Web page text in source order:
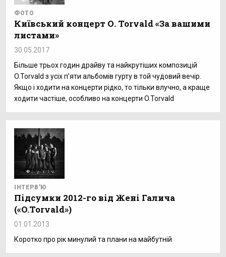
ФОТО
Київський концерт О. Torvald «За вашими
листами»
30.05.2017
Більше трьох годин драйву та найкрутіших композицій
O.Torvald з усіх п’яти альбомів гурту в той чудовий вечір.
Якщо і ходити на концерти рідко, то тільки влучно, а краще
ходити частіше, особливо на концерти O.Torvald
ІНТЕРВ'Ю
Підсумки 2012-го від Жені Галича
(«O.Torvald»)
01.01.2013
Коротко про рік минулий та плани на майбутній